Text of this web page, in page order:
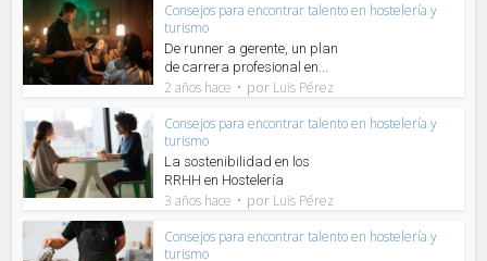
Consejos para encontrar talento en hostelería y
turismo
De runner a gerente, un plan
de carrera profesional en...
2 años hace por Luis Pérez
Consejos para encontrar talento en hostelería y
turismo
La sostenibilidad en los
RRHH en Hostelería
3 años hace por Luis Pérez
Consejos para encontrar talento en hostelería y
turismo